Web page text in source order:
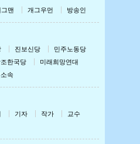
그맨 개그우먼 방송인
진보신당
민주노동당
조한국당
미래희망연대
속
기자 작가
교수